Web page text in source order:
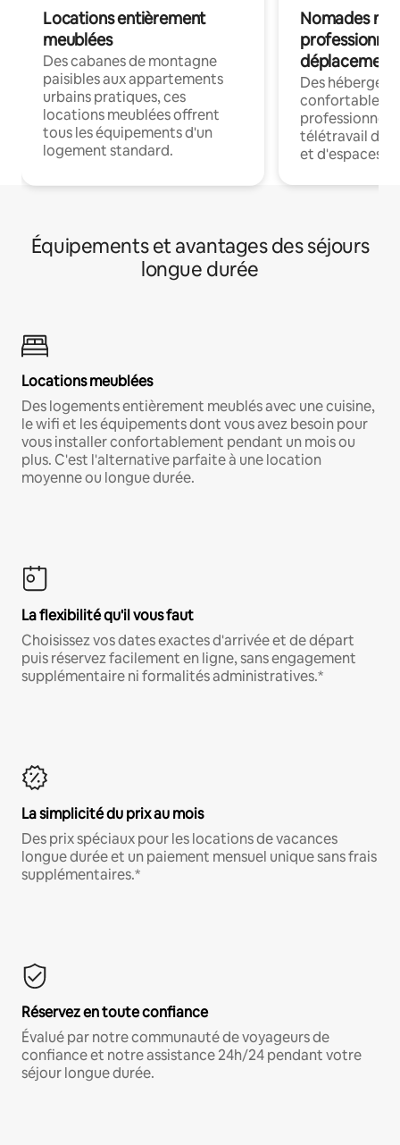
Locations entièrement
meublées
Des cabanes de montagne
paisibles aux appartements
urbains pratiques, ces
locations meublées offrent
tous les équipements d'un
logement standard.
Nomades
déplacement
Des
confortables
professionnels
télétravail
et d'espaces
Équipements et avantages des séjours
longue durée
Locations meublées
Des logements entièrement meublés avec une cuisine,
le wifi et les équipements dont vous avez besoin pour
vous installer confortablement pendant un mois ou
plus. C'est l'alternative parfaite à une location
moyenne ou longue durée.
La flexibilité qu'il vous faut
Choisissez vos dates exactes d'arrivée et de départ
puis réservez facilement en ligne, sans engagement
supplémentaire ni formalités administratives.*
La simplicité du prix au mois
Des prix spéciaux pour les locations de vacances
longue durée et un paiement mensuel unique sans frais
supplémentaires.*
Réservez en toute confiance
Évalué par notre communauté de voyageurs de
confiance et notre assistance 24h/24 pendant votre
séjour longue durée.